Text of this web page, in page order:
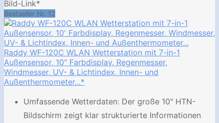
Bild-Link*
Bestseller Nr. 12
Raddy WF-120C WLAN Wetterstation mit 7-in-1
Außensensor, 10" Farbdisplay, Regenmesser,
Windmesser, UV- & Lichtindex, Innen- und
Außenthermometer...*
Umfassende Wetterdaten: Der große 10" HTN-
Bildschirm zeigt klar strukturierte Informationen